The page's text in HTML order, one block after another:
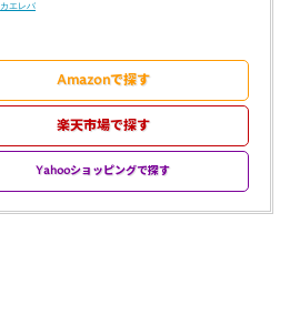
カエレバ
Amazonで探す
楽天市場で探す
Yahooショッピングで探す